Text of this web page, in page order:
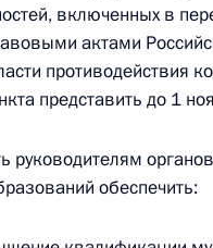
в Федеральный закон
от 26.07.2026 г.
в статью 2
включенных в
актами
противодействия
представить до 1
руководителям
обеспечить: